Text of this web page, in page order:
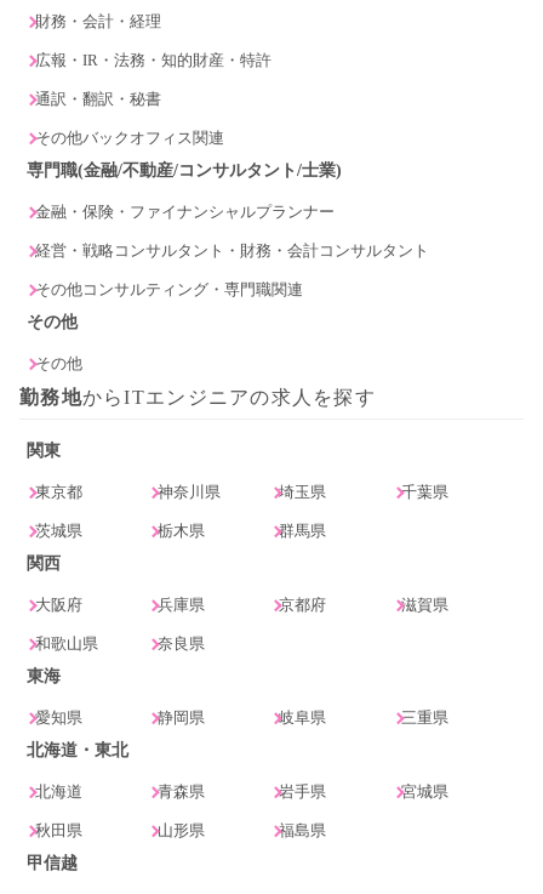
財務・会計・経理
広報・IR・法務・知的財産・特許
通訳・翻訳・秘書
その他バックオフィス関連
専門職(金融/不動産/コンサルタント/士業)
金融・保険・ファイナンシャルプランナー
経営・戦略コンサルタント・財務・会計コンサルタント
その他コンサルティング・専門職関連
その他
その他
勤務地からITエンジニアの求人を探す
関東
東京都 神奈川県 埼玉県 千葉県
茨城県 栃木県
群馬県
関西
大阪府 兵庫県 京都府 滋賀県
和歌山県
奈良県
東海
愛知県 静岡県 岐阜県
三重県
北海道・東北
北海道 青森県 岩手県 宮城県
秋田県 山形県
福島県
甲信越